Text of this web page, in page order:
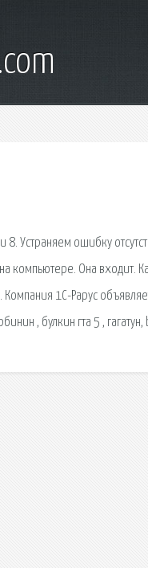
8. Устраняем ошибку
компьютере. Она входит.
1С-Рарус
, булкин гта 5 ,